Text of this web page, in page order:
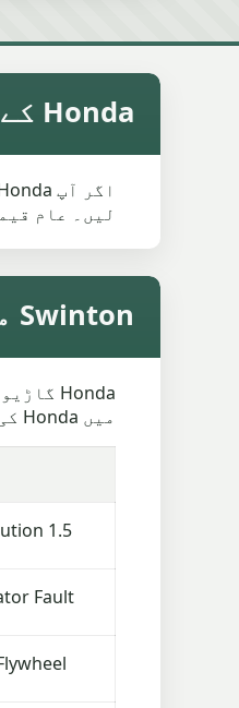
Honda کے لیے Swinton میں اوسط سکریپ ویلیو
لیں۔ عام
Swinton میں Honda کی خرابیاں سکریپ ویلیو کو کیسے متاثر کرتی ہیں
میں Honda کی قیمت لینے سے پہلے نیچے دی گئی باتیں دیکھ لیں، خاص طور پر اگر گاڑی اسٹارٹ نہیں ہوتی یا کافی عرصے سے کھڑی ہے۔
1.5 VTEC Oil Dilution
Fault